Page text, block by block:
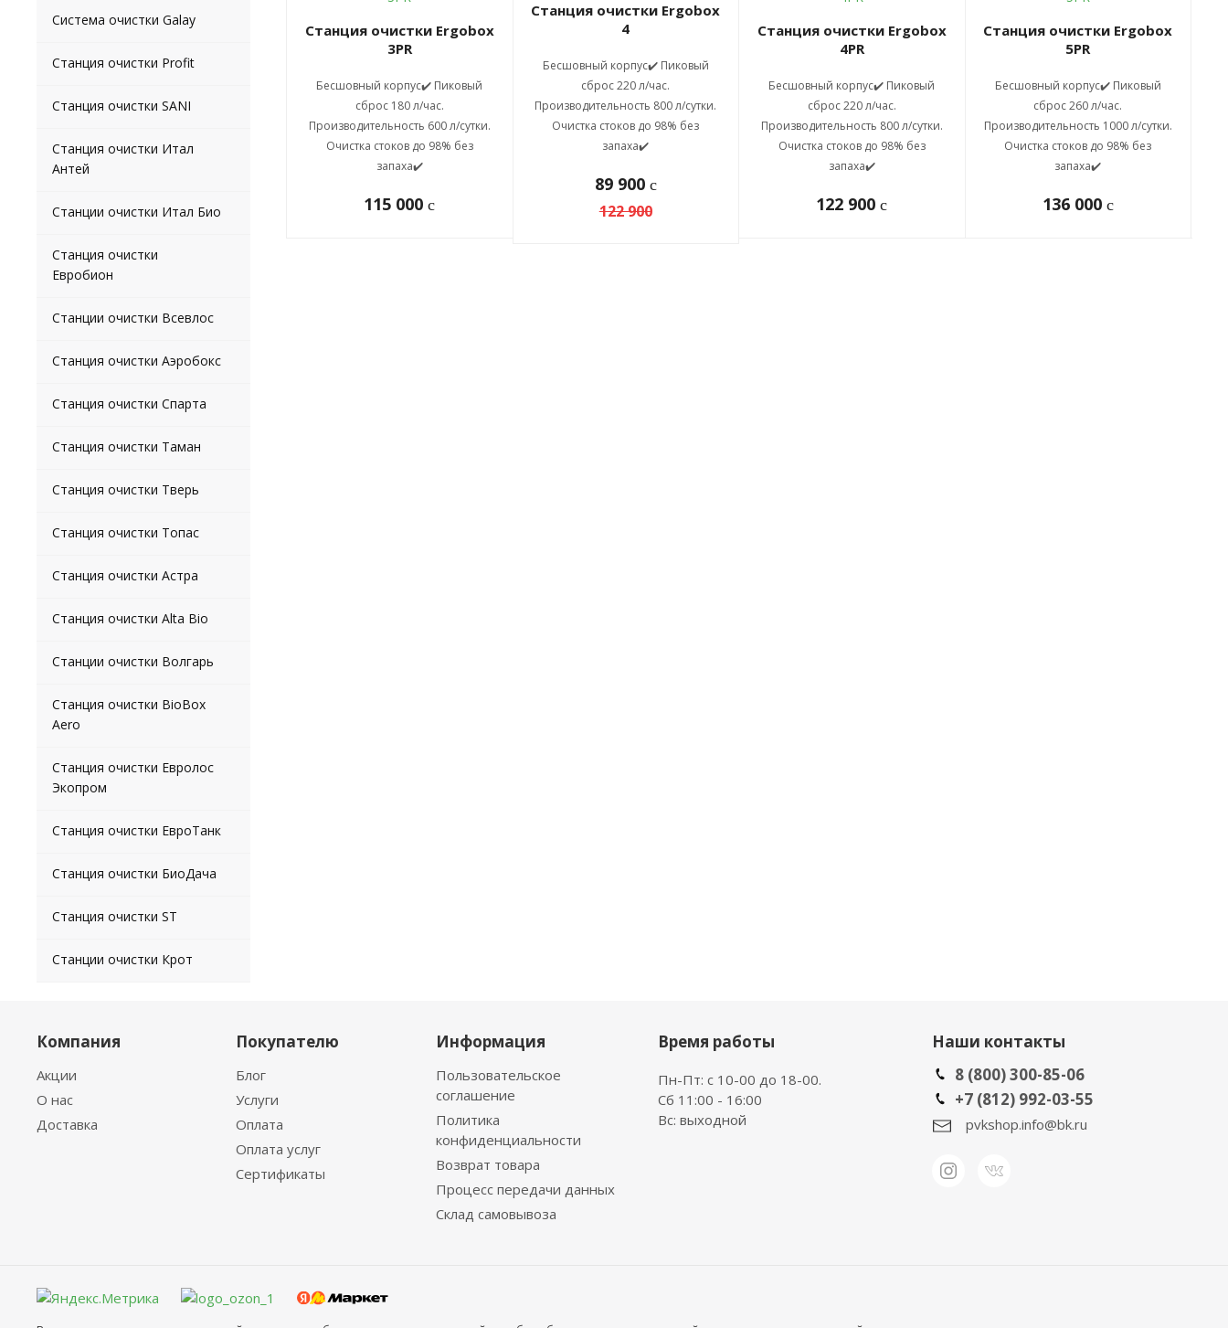
Система очистки Galay
Станция очистки Profit
Станция очистки SANI
Станция очистки Итал
Антей
Станции очистки Итал Био
Станция очистки
Евробион
Станции очистки Всевлос
Станция очистки Аэробокс
Станция очистки Спарта
Станция очистки Таман
Станция очистки Тверь
Станция очистки Топас
Станция очистки Астра
Станция очистки Alta Bio
Станции очистки Волгарь
Станция очистки BioBox
Aero
Станция очистки Евролос
Экопром
Станция очистки ЕвроТанк
Станция очистки БиоДача
Станция очистки ST
Станции очистки Крот
Станция очистки Ergobox
3PR
Бесшовный корпус✔️ Пиковый
сброс 180 л/час.
Производительность 600 л/сутки.
Очистка стоков до 98% без
запаха✔️
115 000c
Станция очистки Ergobox
4
Бесшовный корпус✔️ Пиковый
сброс 220 л/час.
Производительность 800 л/сутки.
Очистка стоков до 98% без
запаха✔️
89 900 c
122 900
Станция очистки Ergobox
4PR
Бесшовный корпус✔️ Пиковый
сброс 220 л/час.
Производительность 800 л/сутки.
Очистка стоков до 98% без
запаха✔️
122 900c
Станция очистки Ergobox
5PR
Бесшовный корпус✔️ Пиковый
сброс 260 л/час.
Производительность 1000 л/сутки.
Очистка стоков до 98% без
запаха✔️
136 000 c
Компания
Акции
О нас
Доставка
Покупателю
Блог
Услуги
Оплата
Оплата услуг
Сертификаты
Информация
Пользовательское
соглашение
Политика
конфиденциальности
Возврат товара
Процесс передачи данных
Склад самовывоза
Время работы
Пн-Пт: с 10-00 до 18-00.
Сб 11:00 - 16:00
Вс: выходной
Наши контакты
8 (800) 300-85-06
+7 (812) 992-03-55
pvkshop.info@bk.ru